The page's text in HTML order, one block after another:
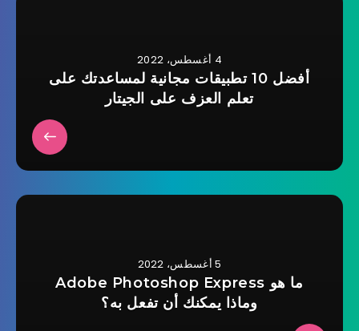
4 أغسطس، 2022
أفضل 10 تطبيقات مجانية لمساعدتك على
تعلم العزف على الجيتار
5 أغسطس، 2022
ما هو Adobe Photoshop Express
وماذا يمكنك أن تفعل به؟